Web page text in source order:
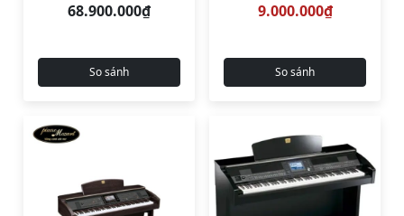
68.900.000₫
So sánh
9.000.000₫
So sánh